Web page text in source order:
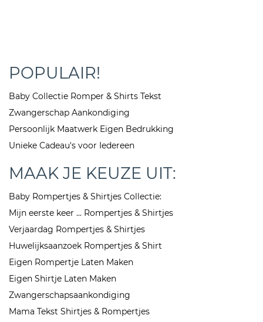
POPULAIR!
Baby Collectie Romper & Shirts Tekst
Zwangerschap Aankondiging
Persoonlijk Maatwerk Eigen Bedrukking
Unieke Cadeau's voor Iedereen
MAAK JE KEUZE UIT:
Baby Rompertjes & Shirtjes Collectie:
Mijn eerste keer ... Rompertjes & Shirtjes
Verjaardag Rompertjes & Shirtjes
Huwelijksaanzoek Rompertjes & Shirt
Eigen Rompertje Laten Maken
Eigen Shirtje Laten Maken
Zwangerschapsaankondiging
Mama Tekst Shirtjes & Rompertjes